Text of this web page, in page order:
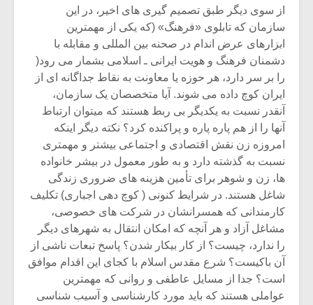
از سوی دیگر طبق تصمیم گیری های اخیر، در این
سازمان که تابلوی «فرهنگ» (که یکی از مهمترین
ابزارهای عرض اندام در صحنه بین المللی و مقابله با
دشمنان فرهنگ و هویت ایرانی ـ اسلامی بشمار می رود(
را بر سر دارد، هر حوزه یا معاونت به نقاط جداگانه ای از
ایران کوچ داده می شوند. آیا متخصصان یک سازمان،
آنقدر نسبت به یکدیگر بی ربط هستند که میتوان ارتباط
آنها را از هم پاره پاره و پراکنده کرد؟ نکته دیگر اینکه
امروزه زن نقش اقتصادی و اجتماعی بیشتر و مهمتری
نسبت به گذشته دارد و به طور معمول در بیشر خانواده
ها، زن و شوهر برای تأمین هزینه های ضروری زندگی
شاغل هستند. در شرایط کنونی ( کوچ دهی اجباری) تکلیف
کارمندانی که همسرانشان در شرکت های خصوصی،
مشاغل آزاد و هر آنچه که امکان انتقال به شهرهای دیگر
را ندارد، چیست؟ از کار بیکار شدن؟ پاسخ تبعات ناشی از
آن باکیست؟ شرع مقدس اسلام با کجای این اقدام موافق
است؟ جدا از مسایل عاطفی و روانی که مهمترین
عواملی هستند که باید مورد کارشناسی و آسیب شناسی